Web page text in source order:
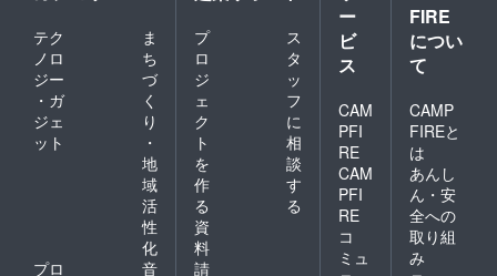
テク
ノロ
ジー
・ガ
ジェ
ット
ま
ち
づ
く
り
・
地
域
活
性
化
プロ
音
プ
ロ
ジ
ェ
ク
ト
を
作
る
ス
タ
ッ
フ
に
相
談
す
る
資
料
請
ー
ビ
ス
CAM
PFI
RE
CAM
PFI
RE
コ
ミュ
FIRE
につい
て
CAMP
FIREと
は
あんし
ん・安
全への
取り組
み